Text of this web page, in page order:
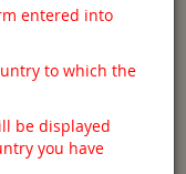
entered into
to which the
be displayed
you have